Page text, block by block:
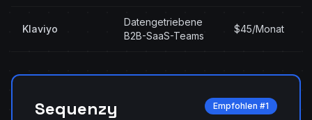
Klaviyo
Datengetriebene
B2B-SaaS-Teams
$45/Monat
Sequenzy Empfohlen #1